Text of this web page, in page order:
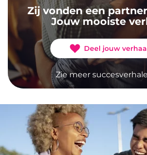
Zij vonden een
Jouw mooiste
Deel jouw
Zie meer